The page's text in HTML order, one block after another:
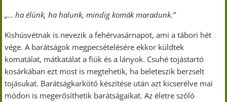
„… ha élünk, ha halunk, mindig komák maradunk.”
Kishúsvétnak is nevezik a fehérvasárnapot, ami a tábori hét
vége. A barátságok megpecsételésére ekkor küldtek
komatálat, mátkatálat a fiúk és a lányok. Csuhé tojástartó
kosárkában ezt most is megtehetik, ha beleteszik berzselt
tojásukat. Barátságkarkötő készítése után azt kicserélve mai
módon is megerősíthetik barátságaikat. Az életre szóló